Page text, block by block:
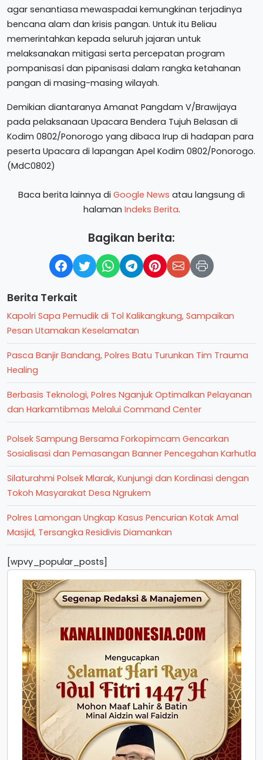
agar senantiasa mewaspadai kemungkinan terjadinya
bencana alam dan krisis pangan. Untuk itu Beliau
memerintahkan kepada seluruh jajaran untuk
melaksanakan mitigasi serta percepatan program
pompanisasí dan pipanisasi dalam rangka ketahanan
pangan di masing-masing wilayah.
Demikian diantaranya Amanat Pangdam V/Brawijaya
pada pelaksanaan Upacara Bendera Tujuh Belasan di
Kodim 0802/Ponorogo yang dibaca Irup di hadapan para
peserta Upacara di lapangan Apel Kodim 0802/Ponorogo.
(MdC0802)
Baca berita lainnya di Google News atau langsung di
halaman Indeks Berita.
Bagikan berita:
Berita Terkait
Kapolri Sapa Pemudik di Tol Kalikangkung, Sampaikan
Pesan Utamakan Keselamatan
Pasca Banjir Bandang, Polres Batu Turunkan Tim Trauma
Healing
Berbasis Teknologi, Polres Nganjuk Optimalkan Pelayanan
dan Harkamtibmas Melalui Command Center
Polsek Sampung Bersama Forkopimcam Gencarkan
Sosialisasi dan Pemasangan Banner Pencegahan Karhutla
Silaturahmi Polsek Mlarak, Kunjungi dan Kordinasi dengan
Tokoh Masyarakat Desa Ngrukem
Polres Lamongan Ungkap Kasus Pencurian Kotak Amal
Masjid, Tersangka Residivis Diamankan
[wpvy_popular_posts]